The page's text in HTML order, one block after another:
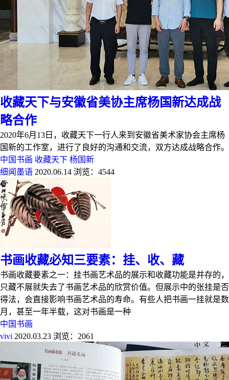
收藏天下与安徽省美协主席杨国新达成战
略合作
2020年6月13日，收藏天下一行人来到安徽省美术家协会主席杨
国新的工作室，进行了良好的沟通和交流，双方达成战略合作。
中国书画 收藏天下 杨国新
细闻墨语 2020.06.14 浏览：4544
书画收藏必知三要素：挂、收、藏
书画收藏要素之一：挂书画艺术品的展示和收藏功能是并存的，
只藏不展就失去了书画艺术品的欣赏价值。但展示中的张挂是否
得法，会直接影响书画艺术品的寿命。有些人把书画一挂就是数
月，甚至一年半载，这对书画是一种
中国书画
vivi 2020.03.23 浏览：2061